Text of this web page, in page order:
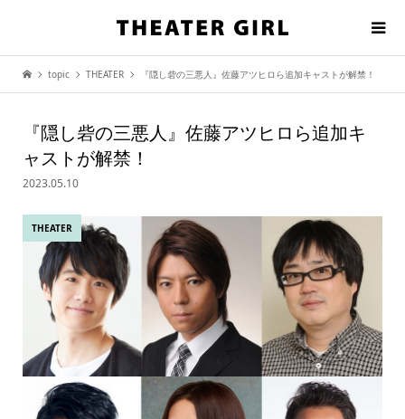
topic THEATER 『隠し砦の三悪人』佐藤アツヒロら追加キャストが解禁！
『隠し砦の三悪人』佐藤アツヒロら追加キ
ャストが解禁！
2023.05.10
THEATER